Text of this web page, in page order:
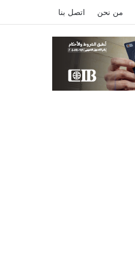
من نحن اتصل بنا